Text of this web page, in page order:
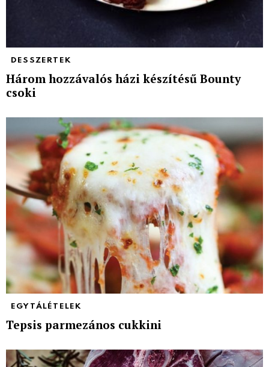
DESSZERTEK
Három hozzávalós házi készítésű Bounty
csoki
EGYTÁLÉTELEK
Tepsis parmezános cukkini